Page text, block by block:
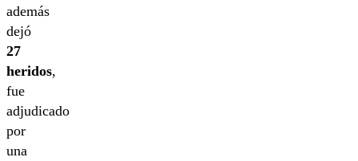
además
dejó
27
heridos,
fue
adjudicado
por
una